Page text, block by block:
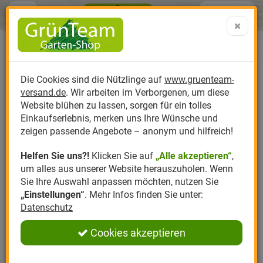
Produktkatalog
Anzucht
Dünger
Erde
Kompost
Pflanzenstärkung
Nützlinge Nützlinge gegen
Nützlingsarten
Nützlingsförderung
Nützlingszubehör
Hersteller
Biplantol
Felco
Gloria
Greenfield
Romberg
Themenwelt
Gemüsegarten
Rasen
Rosen
Ziergarten
Kräutergarten
Ratgeber
Aktuelle Themen
Schädlinge aktuell
Angebote
Sparsets / Set-
Angebote
0 ARTIKEL IM WARENKORB
Ergebnisse () Fertig
Menü Search
Die Cookies sind die Nützlinge auf www.gruenteam-
versand.de. Wir arbeiten im Verborgenen, um diese
Website blühen zu lassen, sorgen für ein tolles
Einkaufserlebnis, merken uns Ihre Wünsche und
zeigen passende Angebote – anonym und hilfreich!
Helfen Sie uns?! Klicken Sie auf „Alle akzeptieren“,
um alles aus unserer Website herauszuholen. Wenn
Sie Ihre Auswahl anpassen möchten, nutzen Sie
„Einstellungen“. Mehr Infos finden Sie unter:
Datenschutz
Cookies akzeptieren